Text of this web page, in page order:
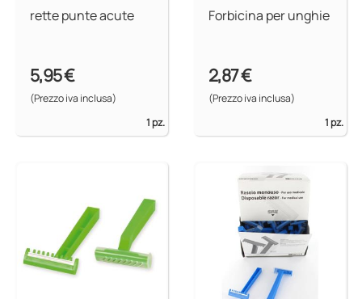
rette punte acute
5,95 €
(Prezzo iva inclusa)
1 pz.
Forbicina per unghie
2,87 €
(Prezzo iva inclusa)
1 pz.